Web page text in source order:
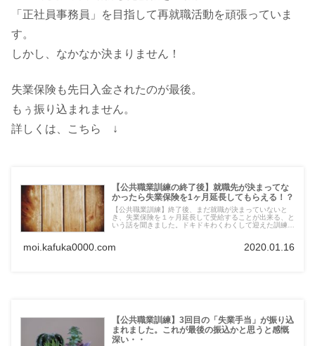
「正社員事務員」を目指して再就職活動を頑張っていま
す。
しかし、なかなか決まりません！
失業保険も先日入金されたのが最後。
もぅ振り込まれません。
詳しくは、こちら ↓
【公共職業訓練の終了後】就職先が決まってな
かったら失業保険を1ヶ月延長してもらえる！？
【公共職業訓練】終了後、まだ就職が決まっていないと
き、失業保険を１ヶ月延長して受給することが出来る、と
いう話を聞きました。ドキドキわくわくして迎えた訓練終
moi.kafuka0000.com 2020.01.16
【公共職業訓練】3回目の「失業手当」が振り込
まれました。これが最後の振込かと思うと感慨
深い・・